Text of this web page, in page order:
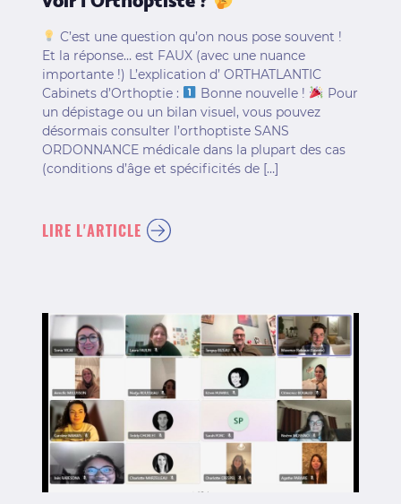
C’est une question qu’on nous pose souvent !
Et la réponse… est FAUX (avec une nuance
importante !) L’explication d’ ORTHATLANTIC
Cabinets d’Orthoptie :
Bonne nouvelle !
Pour
un dépistage ou un bilan visuel, vous pouvez
désormais consulter l’orthoptiste SANS
ORDONNANCE médicale dans la plupart des cas
(conditions d’âge et spécificités de […]
LIRE L'ARTICLE